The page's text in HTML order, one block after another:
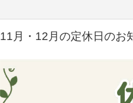
11月・12月の定休日のお